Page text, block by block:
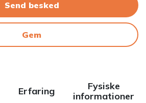
Send besked
Gem
Erfaring
Fysiske
informationer